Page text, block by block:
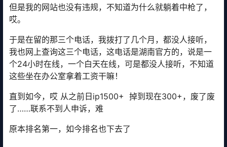
但是我的网站也没有违规，不知道为什么就躺着中枪了，
哎。
于是在留的那三个电话，我拨打了几个月，都没人接听，
我也网上查询这三个电话，这电话是湖南官方的，说是一
个24小时在线，一个白天在线，可是都没人接听，不知道
这些坐在办公室拿着工资干嘛！
直到如今，哎 从之前日ip1500+ 掉到现在300+，废了废
了……联系不到人申诉，难
原本排名第一，如今排名也下去了